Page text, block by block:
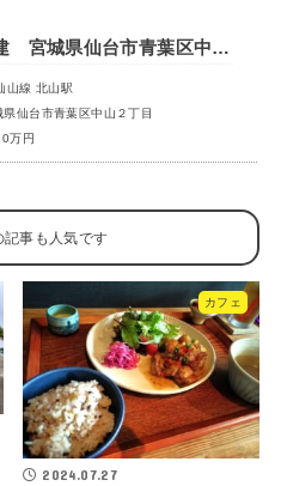
中古戸建 宮城県仙台市青葉区中山２丁目
山線 北山駅
県仙台市青葉区中山２丁目
万円
カフェ
2024.07.27